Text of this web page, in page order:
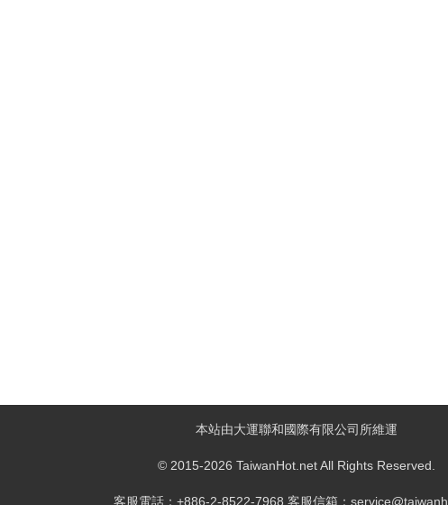
本站由大運聯和國際有限公司所維運
© 2015-2026 TaiwanHot.net All Rights Reserved.
客服電話：+886-2-8522-7968 客服信箱：